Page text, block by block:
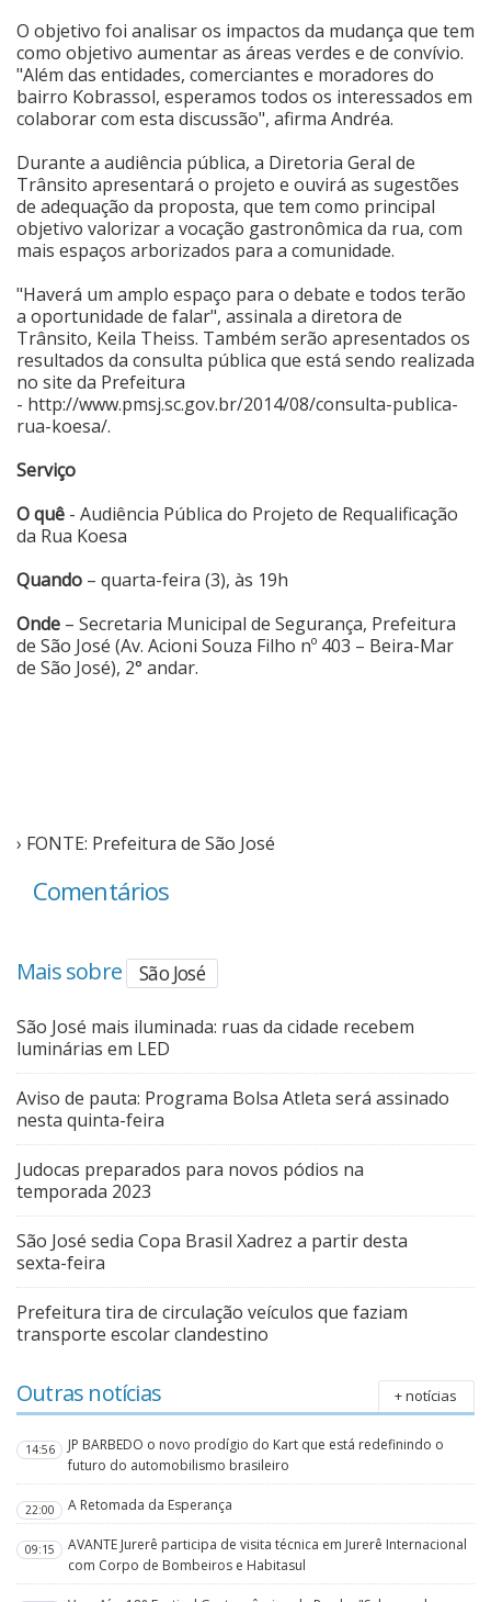
O objetivo foi analisar os impactos da mudança que tem
como objetivo aumentar as áreas verdes e de convívio.
"Além das entidades, comerciantes e moradores do
bairro Kobrassol, esperamos todos os interessados em
colaborar com esta discussão", afirma Andréa.
Durante a audiência pública, a Diretoria Geral de
Trânsito apresentará o projeto e ouvirá as sugestões
de adequação da proposta, que tem como principal
objetivo valorizar a vocação gastronômica da rua, com
mais espaços arborizados para a comunidade.
"Haverá um amplo espaço para o debate e todos terão
a oportunidade de falar", assinala a diretora de
Trânsito, Keila Theiss. Também serão apresentados os
resultados da consulta pública que está sendo realizada
no site da Prefeitura
- http://www.pmsj.sc.gov.br/2014/08/consulta-publica-
rua-koesa/.
Serviço
O quê - Audiência Pública do Projeto de Requalificação
da Rua Koesa
Quando – quarta-feira (3), às 19h
Onde – Secretaria Municipal de Segurança, Prefeitura
de São José (Av. Acioni Souza Filho nº 403 – Beira-Mar
de São José), 2° andar.
› FONTE: Prefeitura de São José
Comentários
Mais sobre São José
São José mais iluminada: ruas da cidade recebem
luminárias em LED
Aviso de pauta: Programa Bolsa Atleta será assinado
nesta quinta-feira
Judocas preparados para novos pódios na
temporada 2023
São José sedia Copa Brasil Xadrez a partir desta
sexta-feira
Prefeitura tira de circulação veículos que faziam
transporte escolar clandestino
Outras notícias + notícias
14:56
JP BARBEDO o novo prodígio do Kart que está redefinindo o
futuro do automobilismo brasileiro
22:00 A Retomada da Esperança
09:15
AVANTE Jurerê participa de visita técnica em Jurerê Internacional
com Corpo de Bombeiros e Habitasul